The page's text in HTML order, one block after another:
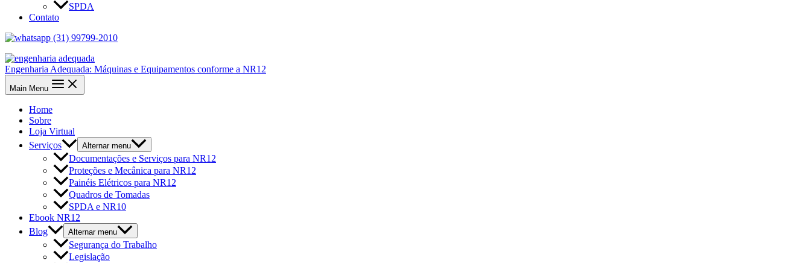
SPDA
Contato
(31) 99799-2010
Engenharia Adequada: Máquinas e Equipamentos conforme a NR12
Main Menu
Home
Sobre
Loja Virtual
Serviços
Alternar menu
Documentações e Serviços para NR12
Proteções e Mecânica para NR12
Painéis Elétricos para NR12
Quadros de Tomadas
SPDA e NR10
Ebook NR12
Blog
Alternar menu
Segurança do Trabalho
Legislação